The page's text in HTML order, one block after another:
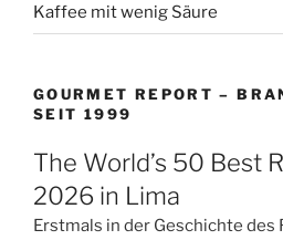
Kaffee mit wenig Säure
GOURMET REPORT –
SEIT 1999
The World’s 50 Best
2026 in Lima
Erstmals in der Geschichte des